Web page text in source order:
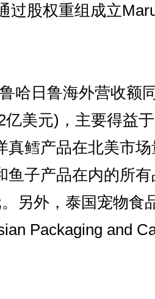
过股权重组成立
日鲁海外营收额
亿美元)，主要得益
真鳕产品在北美市
鱼子产品在内的所
另外，泰国宠物食
Packaging and